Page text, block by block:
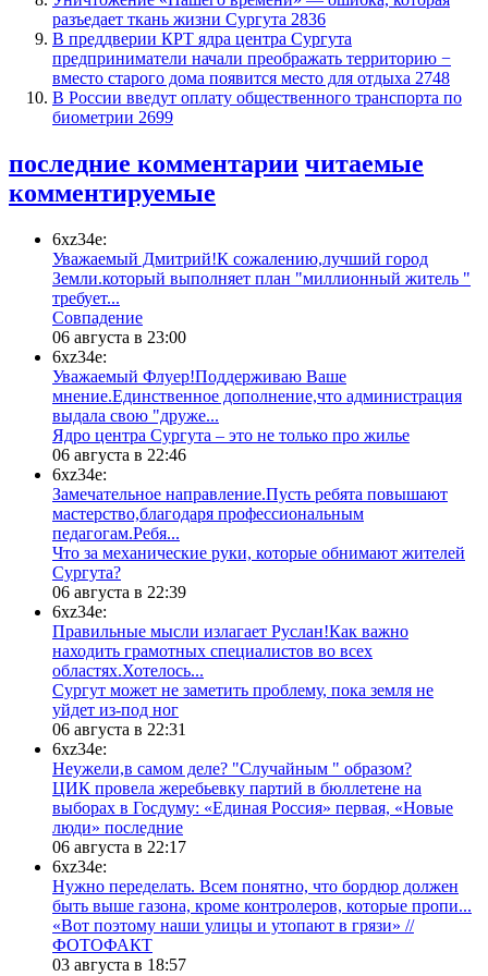
разъедает ткань жизни Сургута 2836
​В преддверии КРТ ядра центра Сургута
предприниматели начали преображать территорию −
вместо старого дома появится место для отдыха 2748
В России введут оплату общественного транспорта по
биометрии 2699
последние комментарии читаемые
комментируемые
6xz34e:
Уважаемый Дмитрий!К сожалению,лучший город
Земли.который выполняет план "миллионный житель "
требует...
​Совпадение
06 августа в 23:00
6xz34e:
Уважаемый Флуер!Поддерживаю Ваше
мнение.Единственное дополнение,что администрация
выдала свою "друже...
​Ядро центра Сургута ‒ это не только про жилье
06 августа в 22:46
6xz34e:
Замечательное направление.Пусть ребята повышают
мастерство,благодаря профессиональным
педагогам.Ребя...
​Что за механические руки, которые обнимают жителей
Сургута?
06 августа в 22:39
6xz34e:
Правильные мысли излагает Руслан!Как важно
находить грамотных специалистов во всех
областях.Хотелось...
Сургут может не заметить проблему, пока земля не
уйдет из-под ног
06 августа в 22:31
6xz34e:
Неужели,в самом деле? "Случайным " образом?
ЦИК провела жеребьевку партий в бюллетене на
выборах в Госдуму: «Единая Россия» первая, «Новые
люди» последние
06 августа в 22:17
6xz34e:
Нужно переделать. Всем понятно, что бордюр должен
быть выше газона, кроме контролеров, которые пропи...
«Вот поэтому наши улицы и утопают в грязи» //
ФОТОФАКТ
03 августа в 18:57